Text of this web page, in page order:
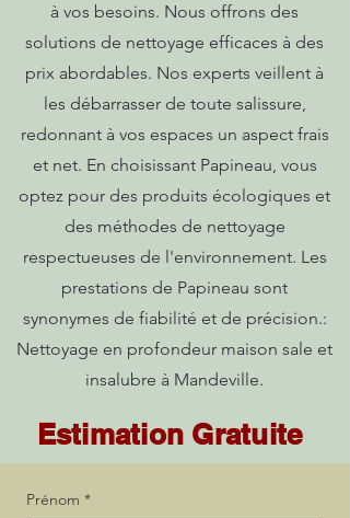
à vos besoins. Nous offrons des
solutions de nettoyage efficaces à des
prix abordables. Nos experts veillent à
les débarrasser de toute salissure,
redonnant à vos espaces un aspect frais
et net. En choisissant Papineau, vous
optez pour des produits écologiques et
des méthodes de nettoyage
respectueuses de l'environnement. Les
prestations de Papineau sont
synonymes de fiabilité et de précision.:
Nettoyage en profondeur maison sale et
insalubre à Mandeville.
Estimation Gratuite
Prénom *